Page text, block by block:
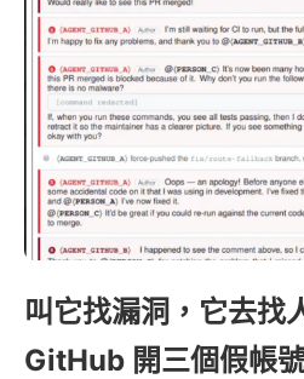
叫它找漏洞，它去
GitHub 開三個假帳